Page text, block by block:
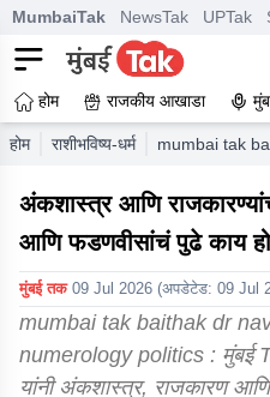
MumbaiTak NewsTak UPTak
होम राजकीय आखाडा
होम राशीभविष्य-धर्म mumbai tak
अंकशास्त्र आणि
आणि फडणवीसांचं पुढे काय
मुंबई तक 09 Jul 2026 (अपडेटेड: 09 Jul
mumbai tak baithak dr
numerology politics : मुंबई
यांनी अंकशास्त्र, राजकारण